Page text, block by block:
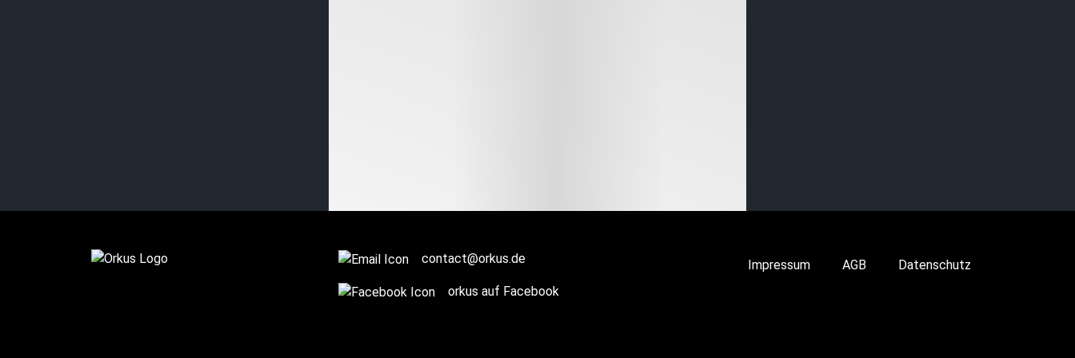
contact@orkus.de
orkus auf Facebook
Impressum AGB Datenschutz